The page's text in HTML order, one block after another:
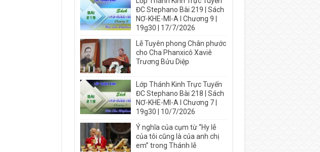
ĐC Stephano Bài 219 | Sách
NƠ-KHE-MI-A I Chương 9 |
19g30 | 17/7/2026
Lễ Tuyên phong Chân phước
cho Cha Phanxicô Xaviê
Trương Bửu Diệp
Lớp Thánh Kinh Trực Tuyến
ĐC Stephano Bài 218 | Sách
NƠ-KHE-MI-A I Chương 7 |
19g30 | 10/7/2026
Ý nghĩa của cụm từ “Hy lễ
của tôi cũng là của anh chị
em” trong Thánh lễ